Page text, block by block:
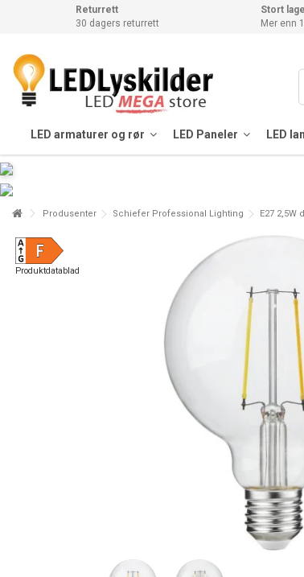
Returrett
30 dagers returrett
Stort
Mer enn
LED armaturer og rør LED Paneler LED
Produsenter Schiefer Professional Lighting E27 2,5W
Produktdatablad